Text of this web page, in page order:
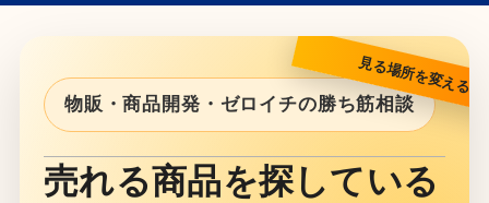
物販・商品開発・ゼロイチの勝ち筋相談
売れる商品を探している